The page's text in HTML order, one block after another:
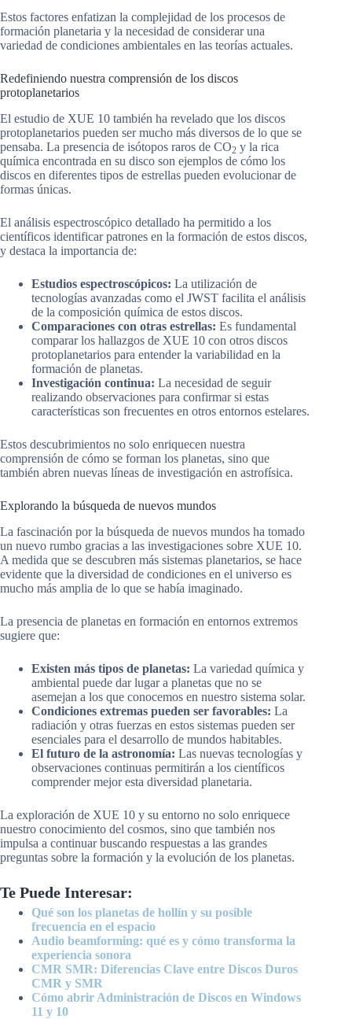
Estos factores enfatizan la complejidad de los procesos de
formación planetaria y la necesidad de considerar una
variedad de condiciones ambientales en las teorías actuales.
Redefiniendo nuestra comprensión de los discos
protoplanetarios
El estudio de XUE 10 también ha revelado que los discos
protoplanetarios pueden ser mucho más diversos de lo que se
pensaba. La presencia de isótopos raros de CO2 y la rica
química encontrada en su disco son ejemplos de cómo los
discos en diferentes tipos de estrellas pueden evolucionar de
formas únicas.
El análisis espectroscópico detallado ha permitido a los
científicos identificar patrones en la formación de estos discos,
y destaca la importancia de:
Estudios espectroscópicos: La utilización de
tecnologías avanzadas como el JWST facilita el análisis
de la composición química de estos discos.
Comparaciones con otras estrellas: Es fundamental
comparar los hallazgos de XUE 10 con otros discos
protoplanetarios para entender la variabilidad en la
formación de planetas.
Investigación continua: La necesidad de seguir
realizando observaciones para confirmar si estas
características son frecuentes en otros entornos estelares.
Estos descubrimientos no solo enriquecen nuestra
comprensión de cómo se forman los planetas, sino que
también abren nuevas líneas de investigación en astrofísica.
Explorando la búsqueda de nuevos mundos
La fascinación por la búsqueda de nuevos mundos ha tomado
un nuevo rumbo gracias a las investigaciones sobre XUE 10.
A medida que se descubren más sistemas planetarios, se hace
evidente que la diversidad de condiciones en el universo es
mucho más amplia de lo que se había imaginado.
La presencia de planetas en formación en entornos extremos
sugiere que:
Existen más tipos de planetas: La variedad química y
ambiental puede dar lugar a planetas que no se
asemejan a los que conocemos en nuestro sistema solar.
Condiciones extremas pueden ser favorables: La
radiación y otras fuerzas en estos sistemas pueden ser
esenciales para el desarrollo de mundos habitables.
El futuro de la astronomía: Las nuevas tecnologías y
observaciones continuas permitirán a los científicos
comprender mejor esta diversidad planetaria.
La exploración de XUE 10 y su entorno no solo enriquece
nuestro conocimiento del cosmos, sino que también nos
impulsa a continuar buscando respuestas a las grandes
preguntas sobre la formación y la evolución de los planetas.
Te Puede Interesar:
Qué son los planetas de hollín y su posible
frecuencia en el espacio
Audio beamforming: qué es y cómo transforma la
experiencia sonora
CMR SMR: Diferencias Clave entre Discos Duros
CMR y SMR
Cómo abrir Administración de Discos en Windows
11 y 10